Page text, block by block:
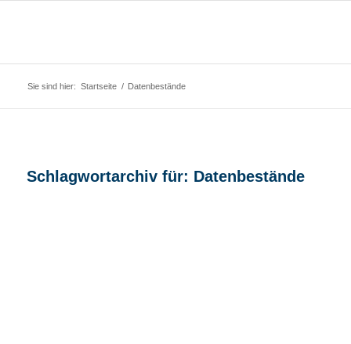
Sie sind hier: Startseite / Datenbestände
Schlagwortarchiv für: Datenbestände